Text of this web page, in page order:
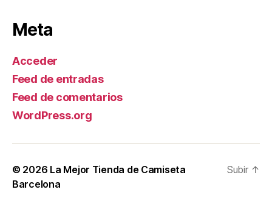
Meta
Acceder
Feed de entradas
Feed de comentarios
WordPress.org
© 2026 La Mejor Tienda de Camiseta
Barcelona
Subir ↑